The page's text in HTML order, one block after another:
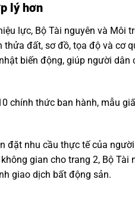
lý hơn
lực, Bộ Tài nguyên và
đất, sơ đồ, tọa độ và cơ
biến động, giúp người
chính thức ban hành, mẫu
đặt nhu cầu thực tế của
gian cho trang 2, Bộ
giao dịch bất động sản.